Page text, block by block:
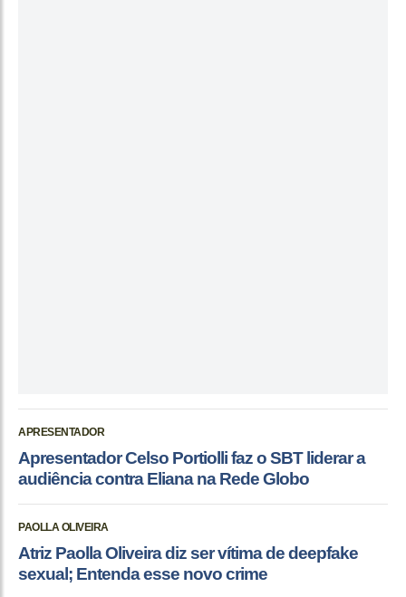
APRESENTADOR
Apresentador Celso Portiolli faz o SBT liderar a
audiência contra Eliana na Rede Globo
PAOLLA OLIVEIRA
Atriz Paolla Oliveira diz ser vítima de deepfake
sexual; Entenda esse novo crime